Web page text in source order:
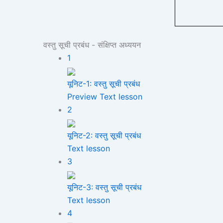
वस्तु सूची प्रबंध - संक्षिप्त अध्ययन
1
यूनिट-1: वस्तु सूची प्रबंध
Preview Text lesson
2
यूनिट-2: वस्तु सूची प्रबंध
Text lesson
3
यूनिट-3: वस्तु सूची प्रबंध
Text lesson
4